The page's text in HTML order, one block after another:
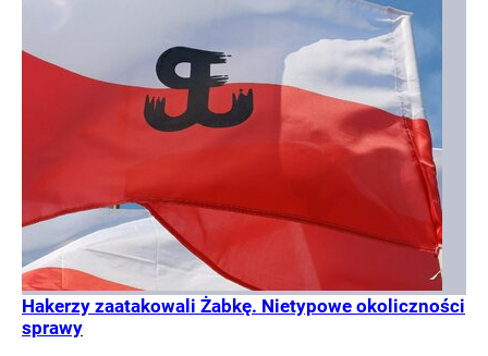
Hakerzy zaatakowali Żabkę. Nietypowe okoliczności
sprawy